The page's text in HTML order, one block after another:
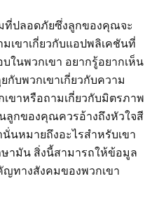
ที่ปลอดภัยซึ่งลูกของคุณจะ
เขาเกี่ยวกับแอปพลิเคชันที่
ในพวกเขา อยากรู้อยากเห็น
บพวกเขาเกี่ยวกับความ
ขาหรือถามเกี่ยวกับมิตรภาพ
ลูกของคุณควรอ้างถึงหัวใจสี
นหมายถึงอะไรสำหรับเขา
ษามัน สิ่งนี้สามารถให้ข้อมูล
ญทางสังคมของพวกเขา